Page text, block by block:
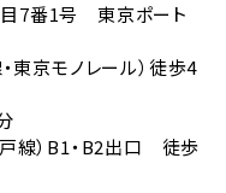
7番1号 東京ポート
東京モノレール）徒歩4
線）B1・B2出口 徒歩